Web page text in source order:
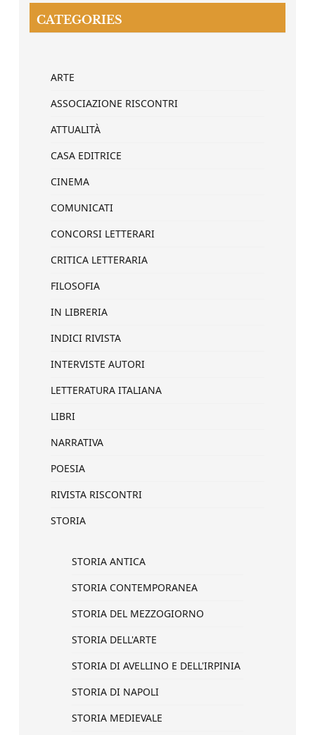
CATEGORIES
ARTE
ASSOCIAZIONE RISCONTRI
ATTUALITÀ
CASA EDITRICE
CINEMA
COMUNICATI
CONCORSI LETTERARI
CRITICA LETTERARIA
FILOSOFIA
IN LIBRERIA
INDICI RIVISTA
INTERVISTE AUTORI
LETTERATURA ITALIANA
LIBRI
NARRATIVA
POESIA
RIVISTA RISCONTRI
STORIA
STORIA ANTICA
STORIA CONTEMPORANEA
STORIA DEL MEZZOGIORNO
STORIA DELL'ARTE
STORIA DI AVELLINO E DELL'IRPINIA
STORIA DI NAPOLI
STORIA MEDIEVALE